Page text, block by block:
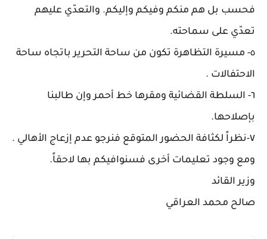
فحسب بل هم منكم وفيكم وإليكم. والتعدّي عليهم
تعدّي على سماحته.
٥- مسيرة التظاهرة تكون من ساحة التحرير باتجاه ساحة
الاحتفالات .
٦- السلطة القضائية ومقرها خط أحمر وإن طالبنا
بإصلاحها.
٧-نظراً لكثافة الحضور المتوقع فنرجو عدم إزعاج الأهالي .
ومع وجود تعليمات أخرى فسنوافيكم بها لاحقاً.
وزير القائد
صالح محمد العراقي